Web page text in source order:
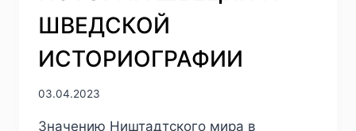
ШВЕДСКОЙ
ИСТОРИОГРАФИИ
03.04.2023
Значению Ништадтского мира в